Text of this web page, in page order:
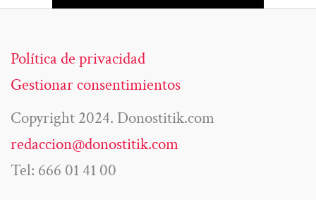
Política de privacidad
Gestionar consentimientos
Copyright 2024. Donostitik.com
redaccion@donostitik.com
Tel: 666 01 41 00